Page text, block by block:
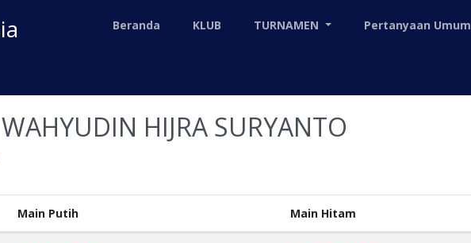
Beranda KLUB TURNAMEN Pertanyaan Umum
HIJRA SURYANTO
Main Putih Main Hitam